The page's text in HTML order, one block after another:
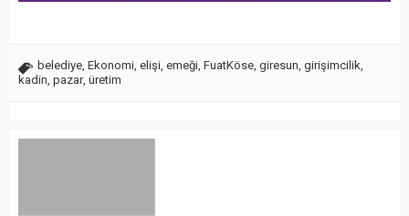
belediye, Ekonomi, elişi, emeği, FuatKöse, giresun, girişimcilik,
kadin, pazar, üretim